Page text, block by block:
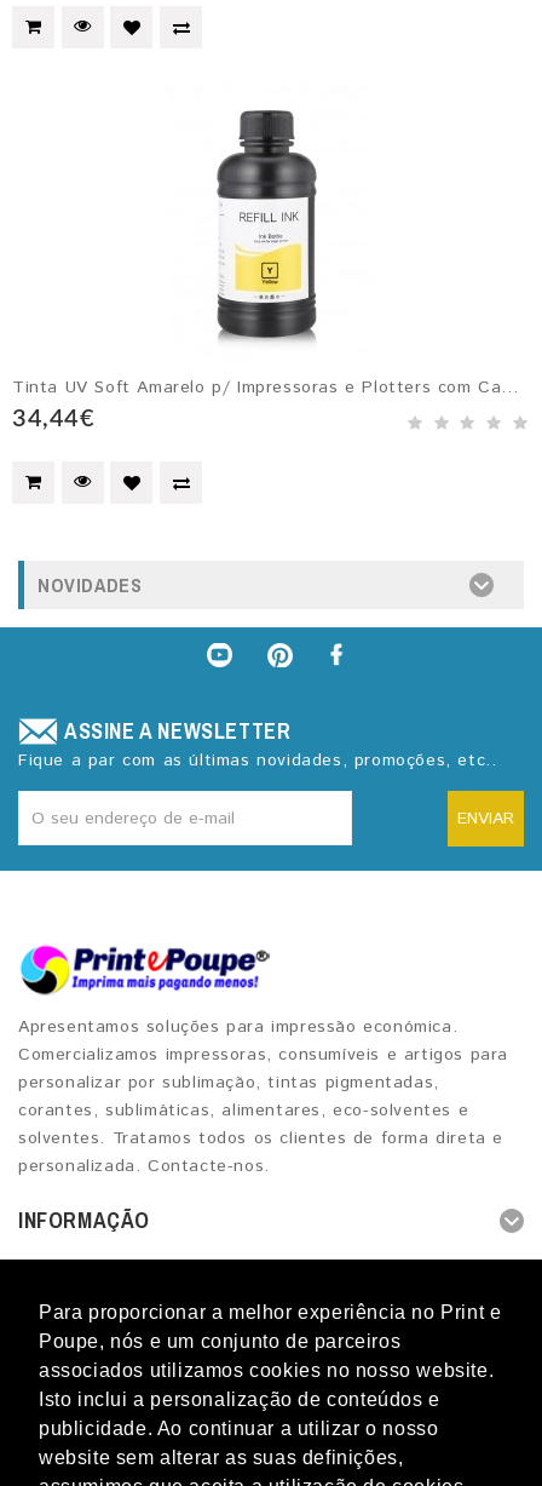
Para proporcionar a melhor experiência no Print e
Poupe, nós e um conjunto de parceiros
associados utilizamos cookies no nosso website.
Isto inclui a personalização de conteúdos e
publicidade. Ao continuar a utilizar o nosso
website sem alterar as suas definições,
Tinta UV Soft Amarelo p/ Impressoras e Plotters com Cabeçotes Epson DX4, DX5, DX6 e DX7
34,44€
NOVIDADES
ASSINE A NEWSLETTER
Fique a par com as últimas novidades, promoções, etc..
ENVIAR
Apresentamos soluções para impressão económica.
Comercializamos impressoras, consumíveis e artigos para
personalizar por sublimação, tintas pigmentadas,
corantes, sublimáticas, alimentares, eco-solventes e
solventes. Tratamos todos os clientes de forma direta e
personalizada. Contacte-nos.
INFORMAÇÃO
CONTACTOS
Blog Novidades Promoções Marcas